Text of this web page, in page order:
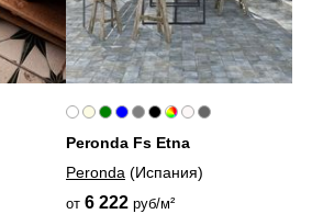
Peronda Fs Etna
Peronda (Испания)
от 6 222 руб/м²